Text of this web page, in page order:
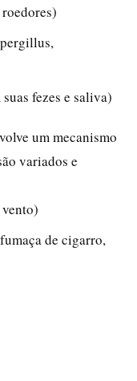
fezes e saliva)
um mecanismo
variados e
de cigarro,